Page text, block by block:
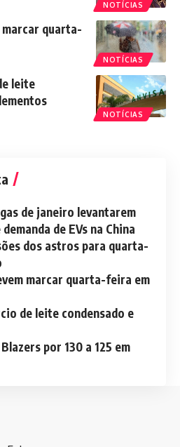
NOTÍCIAS
NOTÍCIAS
quarta-
NOTÍCIAS
leite
de janeiro levantarem
de EVs na China
dos astros para quarta-
marcar quarta-feira em
de leite condensado e
por 130 a 125 em